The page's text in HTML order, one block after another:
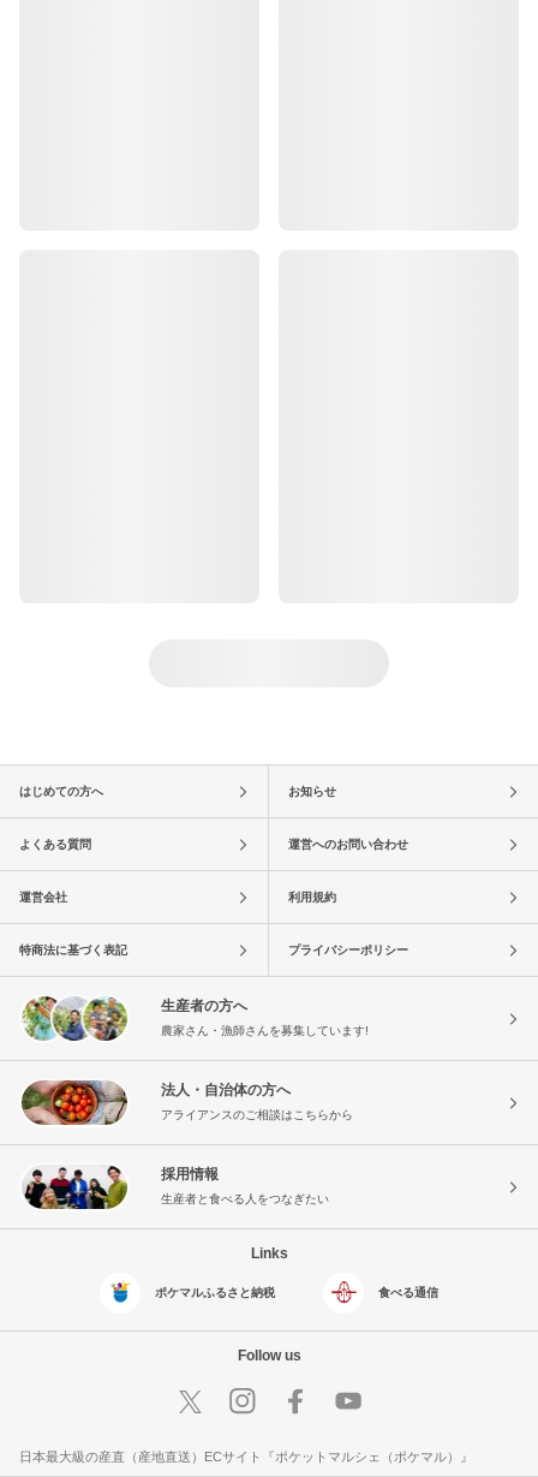
はじめての方へ お知らせ
よくある質問 運営へのお問い合わせ
運営会社 利用規約
特商法に基づく表記 プライバシーポリシー
生産者の方へ
農家さん・漁師さんを募集しています!
法人・自治体の方へ
アライアンスのご相談はこちらから
採用情報
生産者と食べる人をつなぎたい
Links
ポケマルふるさと納税 食べる通信
Follow us
日本最大級の産直（産地直送）ECサイト『ポケットマルシェ（ポケマル）』